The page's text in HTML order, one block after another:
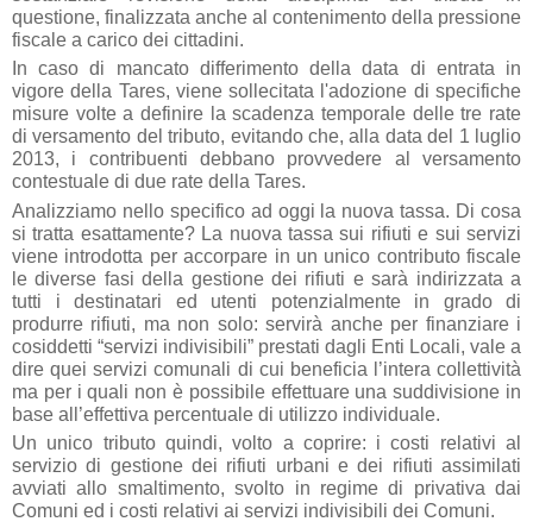
questione, finalizzata anche al contenimento della pressione
fiscale a carico dei cittadini.
In caso di mancato differimento della data di entrata in
vigore della Tares, viene sollecitata l'adozione di specifiche
misure volte a definire la scadenza temporale delle tre rate
di versamento del tributo, evitando che, alla data del 1 luglio
2013, i contribuenti debbano provvedere al versamento
contestuale di due rate della Tares.
Analizziamo nello specifico ad oggi la nuova tassa. Di cosa
si tratta esattamente? La nuova tassa sui rifiuti e sui servizi
viene introdotta per accorpare in un unico contributo fiscale
le diverse fasi della gestione dei rifiuti e sarà indirizzata a
tutti i destinatari ed utenti potenzialmente in grado di
produrre rifiuti, ma non solo: servirà anche per finanziare i
cosiddetti “servizi indivisibili” prestati dagli Enti Locali, vale a
dire quei servizi comunali di cui beneficia l’intera collettività
ma per i quali non è possibile effettuare una suddivisione in
base all’effettiva percentuale di utilizzo individuale.
Un unico tributo quindi, volto a coprire: i costi relativi al
servizio di gestione dei rifiuti urbani e dei rifiuti assimilati
avviati allo smaltimento, svolto in regime di privativa dai
Comuni ed i costi relativi ai servizi indivisibili dei Comuni.